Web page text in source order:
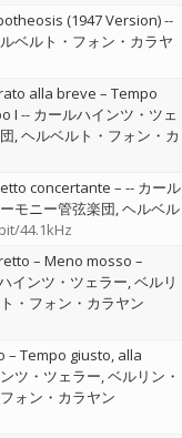
(1947 Version)--
ベルト・フォン・カラヤ
alla breve – Tempo
I -- カールハインツ・ツェ
ヘルベルト・フォン・カ
concertante – -- カール
モニー管弦楽団 ヘルベル
44.1kHz
– Meno mosso –
インツ・ツェラー ベルリ
・フォン・カラヤン
– Tempo giusto, alla
ツ・ツェラー ベルリン・
ォン・カラヤン